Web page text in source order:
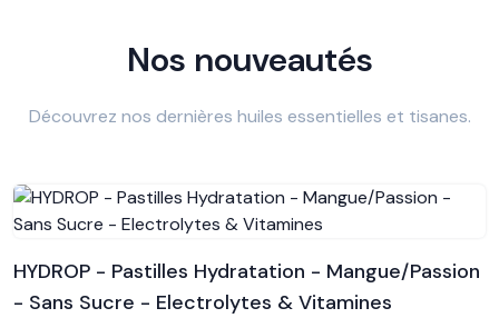
Nos nouveautés
Découvrez nos dernières huiles essentielles et tisanes.
Voir le produit
HYDROP - Pastilles Hydratation - Mangue/Passion
- Sans Sucre - Electrolytes & Vitamines